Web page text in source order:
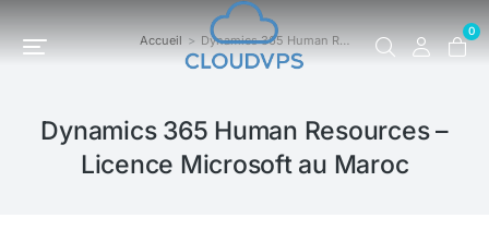
0
Vous êtes ici :Accueil Dynamics 365 Human R…
Dynamics 365 Human Resources –
Licence Microsoft au Maroc